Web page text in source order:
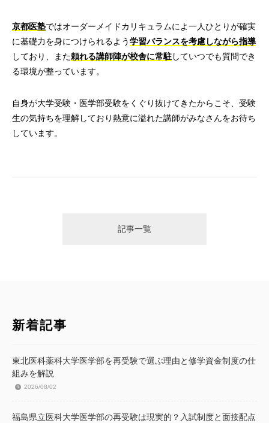
京都医塾ではオーダーメイドカリキュラムによ一人ひとりが確実
に基礎力を身につけられるよう学習バランスを考慮しながら指導
しており、また頼れる講師陣が校舎に常駐していつでも質問でき
る環境が整っています。
自身が大学受験・医学部受験をくぐり抜けてきたからこそ、受験
生の気持ちを理解しており熱意に溢れた講師がみなさんをお待ち
しています。
記事一覧
新着記事
東北医科薬科大学医学部を再受験で選ぶ理由と修学資金制度の仕
組みを解説
2026/08/02
福島県立医科大学医学部の再受験は現実的？入試制度と面接配点